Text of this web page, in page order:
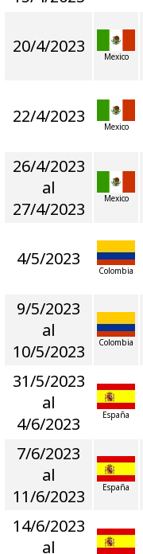
20/4/2023 Mexico
22/4/2023 Mexico
26/4/2023
al
27/4/2023
Mexico
4/5/2023
Colombia
9/5/2023
al
10/5/2023
Colombia
31/5/2023
al
4/6/2023
España
7/6/2023
al
11/6/2023
España
14/6/2023
al